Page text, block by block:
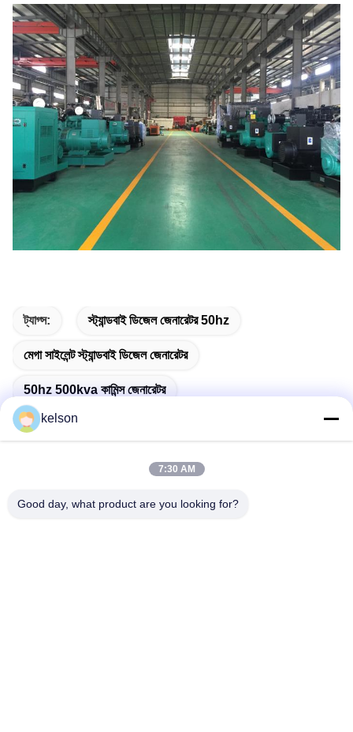
ট্যাগ্স: স্ট্যান্ডবাই ডিজেল জেনারেটর 50hz
মেগা সাইলেন্ট স্ট্যান্ডবাই ডিজেল জেনারেটর
50hz 500kva কামিন্স জেনারেটর
kelson
7:30 AM
Good day, what product are you looking for?